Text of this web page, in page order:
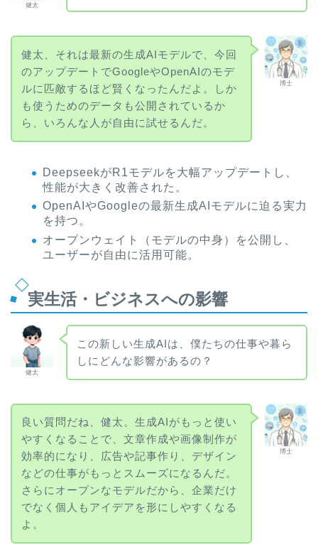
健太
博士
健太、それは最新の生成AIモデルで、今回
のアップデートでGoogleやOpenAIのモデ
ルに匹敵するほど賢くなったんだよ。しか
も使うためのデータも公開されているか
ら、いろんな人が自由に試せるんだ。
DeepseekがR1モデルを大幅アップデートし、
性能が大きく改善された。
OpenAIやGoogleの最新生成AIモデルに迫る実力
を持つ。
オープンウェイト（モデルの中身）を公開し、
ユーザーが自由に活用可能。
実生活・ビジネスへの影響
健太
この新しい生成AIは、僕たちの仕事や暮ら
しにどんな影響があるの？
博士
良い質問だね、健太。生成AIがもっと使い
やすくなることで、文章作成や画像制作が
効率的になり、広告や記事作り、デザイン
などの仕事がもっとスムーズになるんだ。
さらにオープンなモデルだから、企業だけ
でなく個人もアイデアを形にしやすくなる
よ。